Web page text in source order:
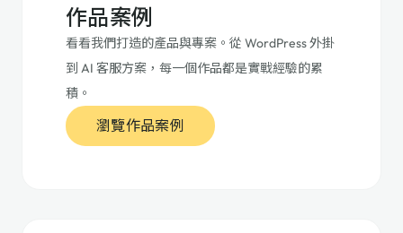
作品案例
看看我們打造的產品與專案。從 WordPress 外掛
到 AI 客服方案，每一個作品都是實戰經驗的累
積。
瀏覽作品案例